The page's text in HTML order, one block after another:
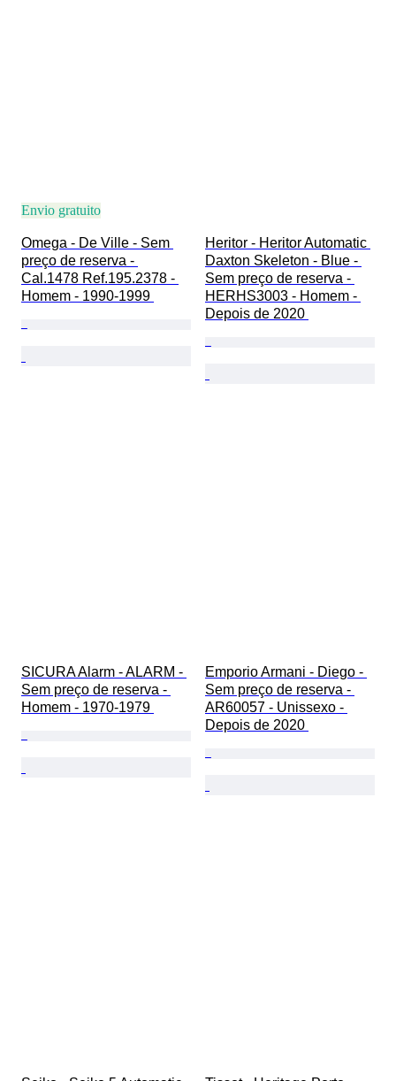
Envio gratuito
Omega - De Ville - Sem
preço de reserva -
Cal.1478 Ref.195.2378 -
Homem - 1990-1999
Heritor - Heritor Automatic
Daxton Skeleton - Blue -
Sem preço de reserva -
HERHS3003 - Homem -
Depois de 2020
SICURA Alarm - ALARM -
Sem preço de reserva -
Homem - 1970-1979
Emporio Armani - Diego -
Sem preço de reserva -
AR60057 - Unissexo -
Depois de 2020